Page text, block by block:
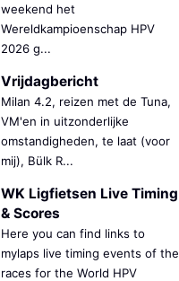
weekend het
Wereldkampioenschap HPV
2026 g...
Vrijdagbericht
Milan 4.2, reizen met de Tuna,
VM'en in uitzonderlijke
omstandigheden, te laat (voor
mij), Bülk R...
WK Ligfietsen Live Timing
& Scores
Here you can find links to
mylaps live timing events of the
races for the World HPV